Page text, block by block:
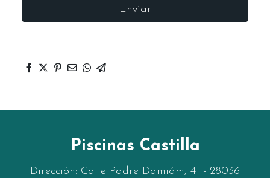
Enviar
Piscinas Castilla
Dirección: Calle Padre Damiám, 41 - 28036